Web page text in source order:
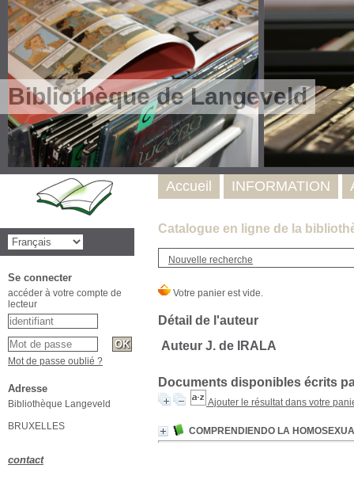
Bibliothèque de Langeveld
Catalogue en ligne de la
Nouvelle recherche
Détail de l'auteur
Auteur J. de IRALA
Documents disponibles écrits
Ajouter le résultat dans votre
COMPRENDIENDO LA
Accueil INFORMATION
Se connecter
accéder à votre compte de
lecteur
Mot de passe oublié ?
Adresse
Bibliothèque Langeveld
BRUXELLES
contact